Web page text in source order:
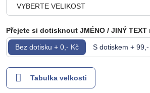
Přejete si dotisknout JMÉNO / JINÝ TEXT
Bez dotisku + 0,- Kč S dotiskem +
Tabulka velkosti